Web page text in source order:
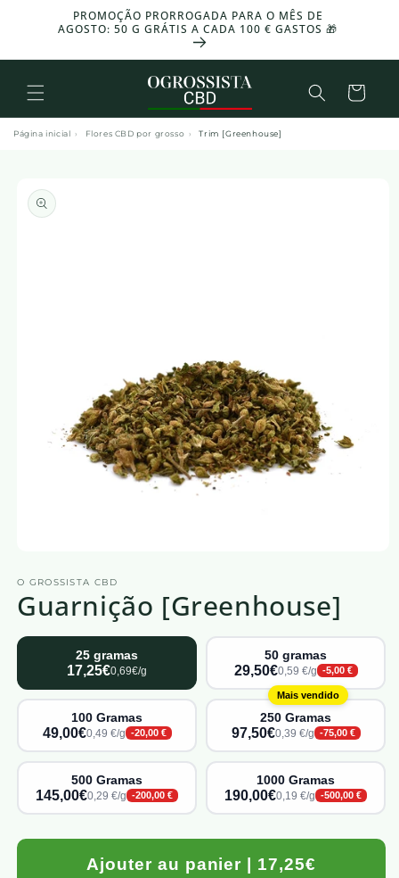
passar ao
conteúdo
PROMOÇÃO PRORROGADA PARA O MÊS DE
AGOSTO: 50 G GRÁTIS A CADA 100 € GASTOS 🎁
Cesto
Página inicial › Flores CBD por grosso › Trim [Greenhouse]
informações
sobre o
produto
media
1
numa
modal
O GROSSISTA CBD
Guarnição [Greenhouse]
25 gramas
17,25€0,69€/g
50 gramas
29,50€0,59 €/g -5,00 €
100 Gramas
49,00€0,49 €/g -20,00 €
Mais vendido
250 Gramas
97,50€0,39 €/g -75,00 €
500 Gramas
145,00€0,29 €/g -200,00 €
1000 Gramas
190,00€0,19 €/g -500,00 €
Ajouter au panier | 17,25€